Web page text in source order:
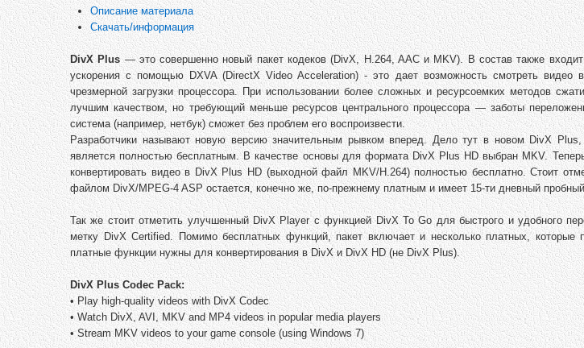
Описание материала
Скачать/информация
DivX Plus— это совершенно новый пакет кодеков (DivX, H.264, AAC и MKV). В состав также
ускорения с помощью DXVA (DirectX Video Acceleration) - это дает возможность смотреть видео
чрезмерной загрузки процессора. При использовании более сложных и ресурсоемких методов
лучшим качеством, но требующий меньше ресурсов центрального процессора — заботы
система (например, нетбук) сможет без проблем его воспроизвести.
Разработчики называют новую версию значительным рывком вперед. Дело тут в новом DivX
является полностью бесплатным. В качестве основы для формата DivX Plus HD выбран MKV.
конвертировать видео в DivX Plus HD (выходной файл MKV/H.264) полностью бесплатно. Стоит
файлом DivX/MPEG-4 ASP остается, конечно же, по-прежнему платным и имеет 15-ти дневный
Так же стоит отметить улучшенный DivX Player с функцией DivX To Go для быстрого и удобного
метку DivX Certified. Помимо бесплатных функций, пакет включает и несколько платных, которые
платные функции нужны для конвертирования в DivX и DivX HD (не DivX Plus).
DivX Plus Codec Pack:
• Play high-quality videos with DivX Codec
• Watch DivX, AVI, MKV and MP4 videos in popular media players
• Stream MKV videos to your game console (using Windows 7)